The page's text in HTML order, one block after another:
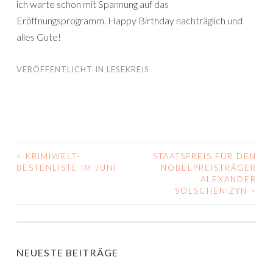
ich warte schon mit Spannung auf das
Eröffnungsprogramm. Happy Birthday nachträglich und
alles Gute!
VERÖFFENTLICHT IN LESEKREIS
BEITRAGS-
<
KRIMIWELT-
BESTENLISTE IM JUNI
STAATSPREIS FÜR DEN
NOBELPREISTRÄGER
ALEXANDER
SOLSCHENIZYN
>
NEUESTE BEITRÄGE